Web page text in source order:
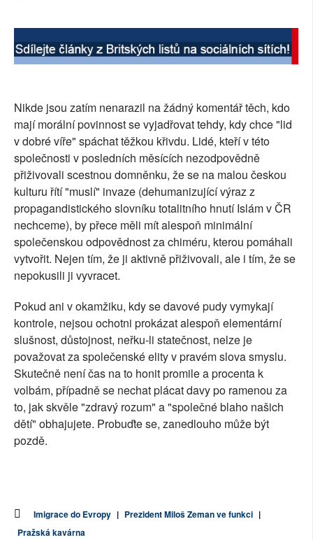
Nikde jsou zatím nenarazil na žádný komentář těch, kdo
mají morální povinnost se vyjadřovat tehdy, kdy chce "lid
v dobré víře" spáchat těžkou křivdu. Lidé, kteří v této
společnosti v posledních měsících nezodpovědně
přiživovali scestnou domněnku, že se na malou českou
kulturu řítí "muslí" invaze (dehumanizující výraz z
propagandistického slovníku totalitního hnutí Islám v ČR
nechceme), by přece měli mít alespoň minimální
společenskou odpovědnost za chiméru, kterou pomáhali
vytvořit. Nejen tím, že ji aktivně přiživovali, ale i tím, že se
nepokusili ji vyvracet.
Pokud ani v okamžiku, kdy se davové pudy vymykají
kontrole, nejsou ochotni prokázat alespoň elementární
slušnost, důstojnost, neřku-li statečnost, nelze je
považovat za společenské elity v pravém slova smyslu.
Skutečně není čas na to honit promile a procenta k
volbám, případně se nechat plácat davy po ramenou za
to, jak skvěle "zdravý rozum" a "společné blaho našich
dětí" obhajujete. Probuďte se, zanedlouho může být
pozdě.
Imigrace do Evropy | Prezident Miloš Zeman ve funkci |
Pražská kavárna